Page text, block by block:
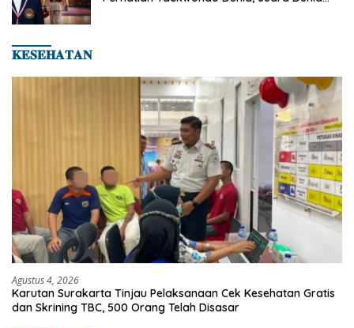
𝐊𝐄𝐒𝐄𝐇𝐀𝐓𝐀𝐍
Agustus 4, 2026
Karutan Surakarta Tinjau Pelaksanaan Cek Kesehatan Gratis
dan Skrining TBC, 500 Orang Telah Disasar